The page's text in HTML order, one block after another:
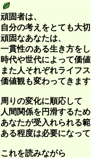
頑固者は、
自分の考えをとても大
頑固なあなたは、
一貫性のある生き方を
時代や世代によって価
また人それぞれライフ
価値観も変わってきま
周りの変化に順応して
人間関係を円滑するた
あなたが受入れられる
ある程度は必要になっ
これを読みながら